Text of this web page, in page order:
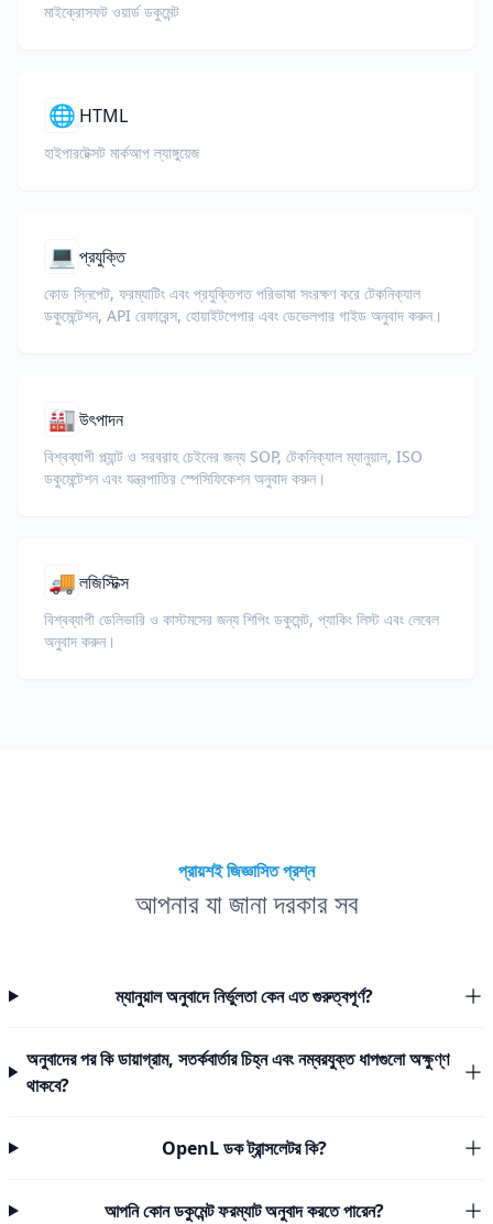
মাইক্রোসফট ওয়ার্ড ডকুমেন্ট
🌐 HTML
হাইপারটেক্সট মার্কআপ ল্যাঙ্গুয়েজ
💻 প্রযুক্তি
কোড স্নিপেট, ফরম্যাটিং এবং প্রযুক্তিগত পরিভাষা সংরক্ষণ করে টেকনিক্যাল
ডকুমেন্টেশন, API রেফারেন্স, হোয়াইটপেপার এবং ডেভেলপার গাইড অনুবাদ করুন।
🏭উৎপাদন
বিশ্বব্যাপী প্ল্যান্ট ও সরবরাহ চেইনের জন্য SOP, টেকনিক্যাল ম্যানুয়াল, ISO
ডকুমেন্টেশন এবং যন্ত্রপাতির স্পেসিফিকেশন অনুবাদ করুন।
🚚লজিস্টিক্স
বিশ্বব্যাপী ডেলিভারি ও কাস্টমসের জন্য শিপিং ডকুমেন্ট, প্যাকিং লিস্ট এবং লেবেল
অনুবাদ করুন।
প্রায়শই জিজ্ঞাসিত প্রশ্ন
আপনার যা জানা দরকার সব
ম্যানুয়াল অনুবাদে নির্ভুলতা কেন এত গুরুত্বপূর্ণ?
অনুবাদের পর কি ডায়াগ্রাম, সতর্কবার্তার চিহ্ন এবং নম্বরযুক্ত ধাপগুলো অক্ষুণ্ণ
থাকবে?
OpenL ডক ট্রান্সলেটর কি?
আপনি কোন ডকুমেন্ট ফরম্যাট অনুবাদ করতে পারেন?